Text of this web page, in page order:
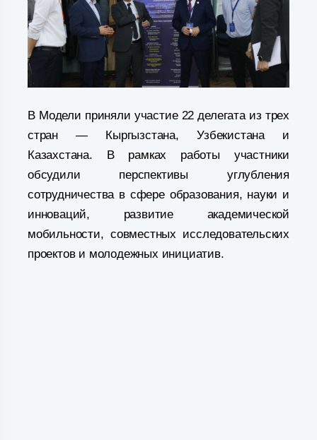
В Модели приняли участие 22 делегата из трех
стран — Кыргызстана, Узбекистана и
Казахстана. В рамках работы участники
обсудили перспективы углубления
сотрудничества в сфере образования, науки и
инноваций, развитие академической
мобильности, совместных исследовательских
проектов и молодежных инициатив.